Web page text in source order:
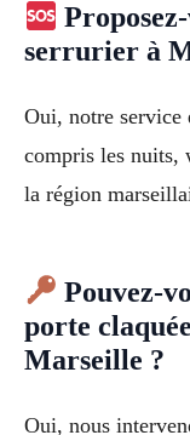
serrurier à
Oui, notre service
compris les nuits,
la région
Pouvez-
porte
Marseille ?
Oui, nous